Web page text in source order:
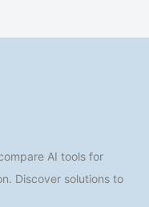
AI tools for
Discover solutions to